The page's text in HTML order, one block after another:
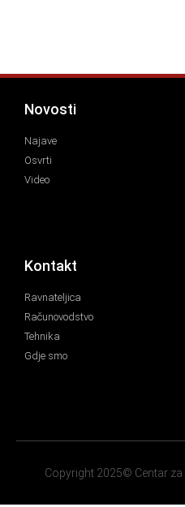
Novosti
Najave
Osvrti
Video
Kontakt
Ravnateljica
Računovodstvo
Tehnika
Gdje smo
Copyright 2025© Centar